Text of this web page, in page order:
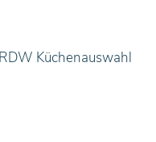
RDW Küchenauswahl